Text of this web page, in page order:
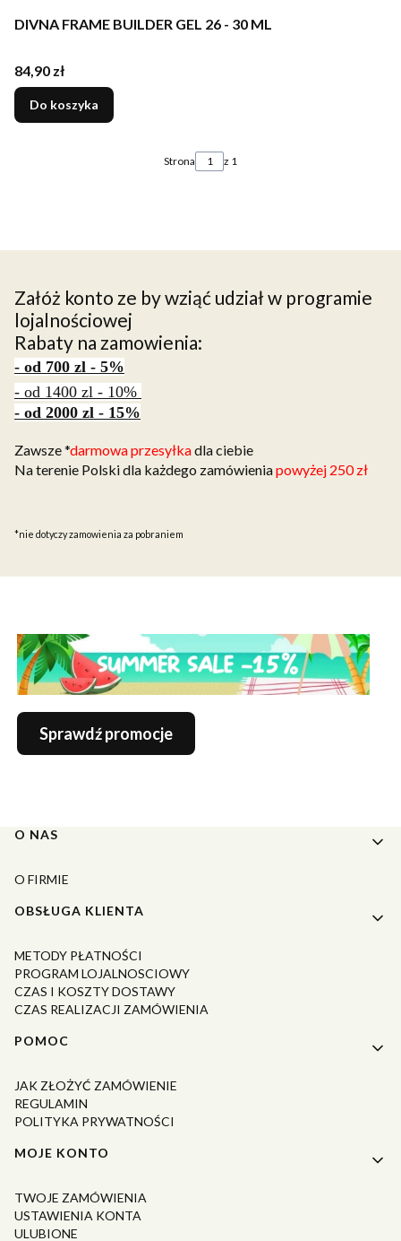
DIVNA FRAME BUILDER GEL 26 - 30 ML
Cena
84,90 zł
Do koszyka
Strona z 1
Załóż konto ze by wziąć udział w programie
lojalnościowej
Rabaty na zamowienia:
- od 700 zl - 5%
- od 1400 zl - 10%
- od 2000 zl - 15%
Zawsze *darmowa przesyłkadla ciebie
Na terenie Polski dla każdego zamówieniapowyżej 250 zł
*nie dotyczy zamowienia za pobraniem
Sprawdź promocje
Linki w stopce
O NAS
O FIRMIE
OBSŁUGA KLIENTA
METODY PŁATNOŚCI
PROGRAM LOJALNOSCIOWY
CZAS I KOSZTY DOSTAWY
CZAS REALIZACJI ZAMÓWIENIA
POMOC
JAK ZŁOŻYĆ ZAMÓWIENIE
REGULAMIN
POLITYKA PRYWATNOŚCI
MOJE KONTO
TWOJE ZAMÓWIENIA
USTAWIENIA KONTA
ULUBIONE